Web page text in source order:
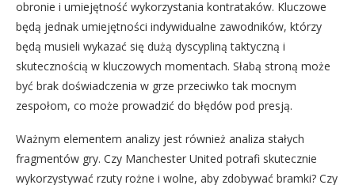
obronie i umiejętność wykorzystania kontrataków. Kluczowe
będą jednak umiejętności indywidualne zawodników, którzy
będą musieli wykazać się dużą dyscypliną taktyczną i
skutecznością w kluczowych momentach. Słabą stroną może
być brak doświadczenia w grze przeciwko tak mocnym
zespołom, co może prowadzić do błędów pod presją.
Ważnym elementem analizy jest również analiza stałych
fragmentów gry. Czy Manchester United potrafi skutecznie
wykorzystywać rzuty rożne i wolne, aby zdobywać bramki? Czy